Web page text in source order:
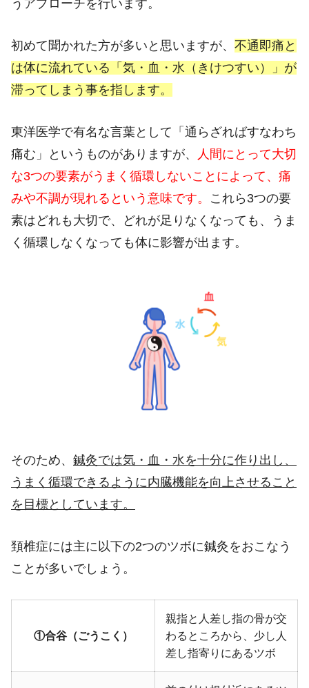
うアプローチを行います。
初めて聞かれた方が多いと思いますが、 不通即痛と
は体に流れている「気・血・水（きけつすい）」が
滞ってしまう事を指します。
東洋医学で有名な言葉として「通らざればすなわち
痛む」というものがありますが、
人間にとって大切
な3つの要素がうまく循環しないことによって、痛
みや不調が現れるという意味です。 これら 3つの要
素はどれも大切で、どれが足りなくなっても、うま
く循環しなくなっても体に影響が出ます。
そのため、 鍼灸では気・血・水を十分に作り出し、
うまく循環できるように内臓機能を向上させること
を目標としています。
頚椎症には主に以下の2つのツボに鍼灸をおこなう
ことが多いでしょう。
①合谷（ごうこく）
親指と人差し指の骨が交
わるところから、少し人
差し指寄りにあるツボ